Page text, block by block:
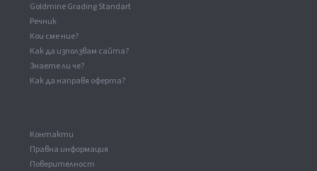
Goldmine Grading Standart
Речник
Кои сме ние?
Как да използвам сайта?
Знаете ли че?
Как да направя оферта?
Kонтакти
Правна информация
Поверителност